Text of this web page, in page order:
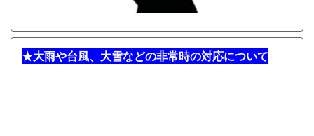
★大雨や台風、大雪などの非常時の対応について